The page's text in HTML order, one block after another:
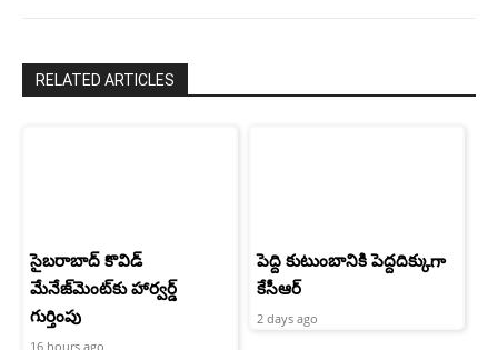
RELATED ARTICLES
సైబరాబాద్‌ కొవిడ్‌
మేనేజ్‌మెంట్‌కు హార్వర్డ్‌
గుర్తింపు
16 hours ago
పెద్ది కుటుంబానికి పెద్దదిక్కుగా
కేసీఆర్
2 days ago